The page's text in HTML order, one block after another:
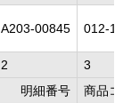
A203-00845 012-
2
3
明細番号 商品